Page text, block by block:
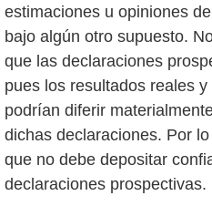
estimaciones u opiniones
bajo algún otro supuesto.
que las declaraciones
pues los resultados reales
podrían diferir
dichas declaraciones. Por
que no debe depositar
declaraciones prospectivas.